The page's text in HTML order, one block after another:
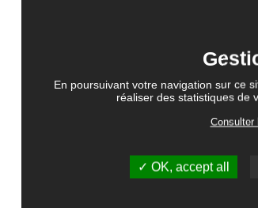
Rejoignez
Devenir
votre
Une
En poursuivant votre navigation sur ce
réaliser des statistiques de
Consulter
OK, accept all